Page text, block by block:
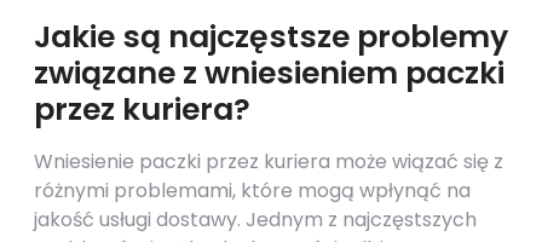
Jakie są najczęstsze problemy
związane z wniesieniem paczki
przez kuriera?
Wniesienie paczki przez kuriera może wiązać się z
różnymi problemami, które mogą wpłynąć na
jakość usługi dostawy. Jednym z najczęstszych